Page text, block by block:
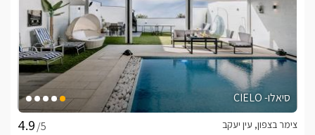
סיאלו- CIELO
/5
צימר בצפון, עין יעקב